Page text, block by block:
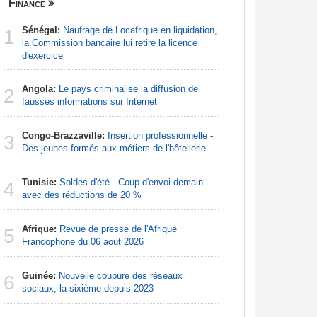
Finance
1 Sénégal: Naufrage de Locafrique en liquidation,
la Commission bancaire lui retire la licence
d'exercice
2 Angola: Le pays criminalise la diffusion de
fausses informations sur Internet
3 Congo-Brazzaville: Insertion professionnelle -
Des jeunes formés aux métiers de l'hôtellerie
4 Tunisie: Soldes d'été - Coup d'envoi demain
avec des réductions de 20 %
5 Afrique: Revue de presse de l'Afrique
Francophone du 06 aout 2026
6 Guinée: Nouvelle coupure des réseaux
sociaux, la sixième depuis 2023